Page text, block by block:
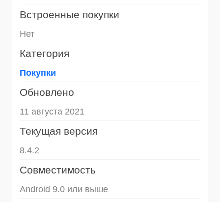
Встроенные покупки
Нет
Категория
Покупки
Обновлено
11 августа 2021
Текущая версия
8.4.2
Совместимость
Android 9.0 или выше